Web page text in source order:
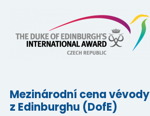
Mezinárodní cena vévody
z Edinburghu (DofE)